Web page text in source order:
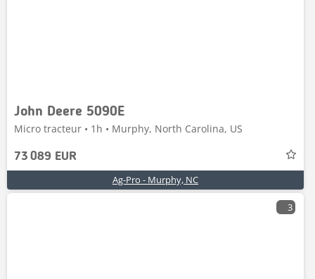
John Deere 5090E
Micro tracteur • 1h • Murphy, North Carolina, US
73 089 EUR
Ag-Pro - Murphy, NC
3